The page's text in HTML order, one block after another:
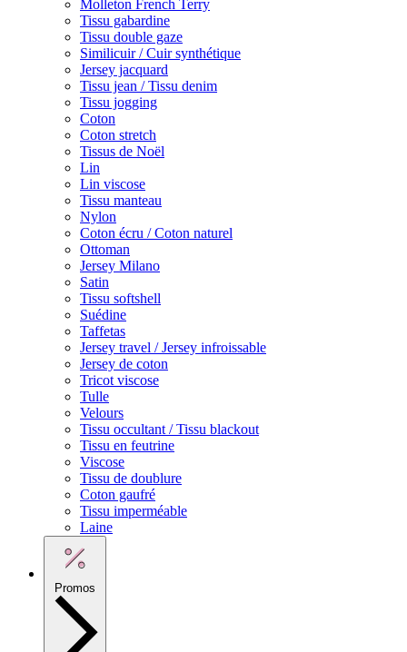
Molleton French Terry
Tissu gabardine
Tissu double gaze
Similicuir / Cuir synthétique
Jersey jacquard
Tissu jean / Tissu denim
Tissu jogging
Coton
Coton stretch
Tissus de Noël
Lin
Lin viscose
Tissu manteau
Nylon
Coton écru / Coton naturel
Ottoman
Jersey Milano
Satin
Tissu softshell
Suédine
Taffetas
Jersey travel / Jersey infroissable
Jersey de coton
Tricot viscose
Tulle
Velours
Tissu occultant / Tissu blackout
Tissu en feutrine
Viscose
Tissu de doublure
Coton gaufré
Tissu imperméable
Laine
Promos